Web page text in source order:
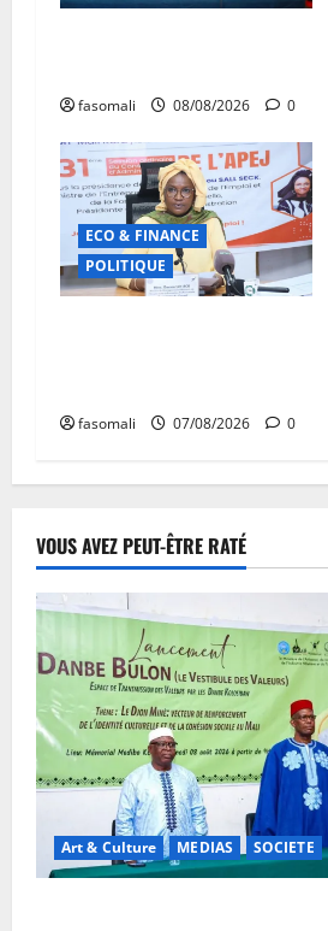
fasomali 08/08/2026 0
ECO & FINANCE
POLITIQUE
fasomali 07/08/2026 0
VOUS AVEZ PEUT-ÊTRE RATÉ
Art & Culture MEDIAS SOCIETE